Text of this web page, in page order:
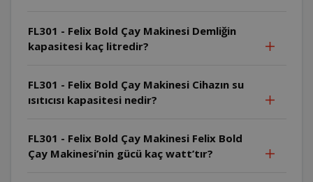
FL301 - Felix Bold Çay Makinesi Demliğin
kapasitesi kaç litredir?
FL301 - Felix Bold Çay Makinesi Cihazın su
ısıtıcısı kapasitesi nedir?
FL301 - Felix Bold Çay Makinesi Felix Bold
Çay Makinesi’nin gücü kaç watt’tır?